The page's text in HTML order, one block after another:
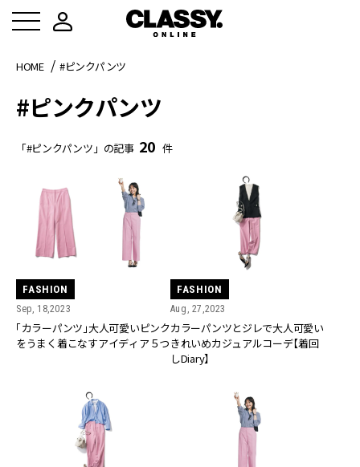
HOME #ピンクパンツ
#ピンクパンツ
「#ピンクパンツ」の記事 20 件
FASHION
Sep, 18,2023
「カラーパンツ」大人可愛いピンク
をうまく着こなすアイディア５つ
FASHION
Aug, 27,2023
カラーパンツとジレで大人可愛い
きれいめカジュアルコーデ【着回
しDiary】